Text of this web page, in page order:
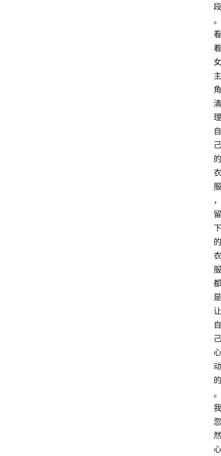
段
。
看
着
女
主
角
清
理
自
己
的
衣
服
，
留
下
的
衣
服
都
是
让
自
己
心
动
的
。
我
忽
然
心